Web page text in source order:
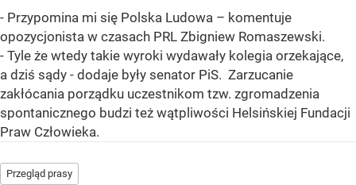
- Przypomina mi się Polska Ludowa – komentuje
opozycjonista w czasach PRL Zbigniew Romaszewski.
- Tyle że wtedy takie wyroki wydawały kolegia orzekające,
a dziś sądy - dodaje były senator PiS. Zarzucanie
zakłócania porządku uczestnikom tzw. zgromadzenia
spontanicznego budzi też wątpliwości Helsińskiej Fundacji
Praw Człowieka.
Przegląd prasy